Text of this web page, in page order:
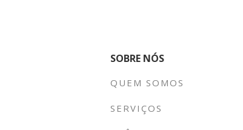
SOBRE NÓS
QUEM SOMOS
SERVIÇOS